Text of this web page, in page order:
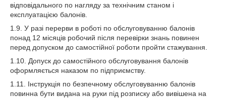
відповідального по нагляду за технічним станом і
експлуатацією балонів.
1.9. У разі перерви в роботі по обслуговуванню балонів
понад 12 місяців робочий після перевірки знань повинен
перед допуском до самостійної роботи пройти стажування.
1.10. Допуск до самостійного обслуговування балонів
оформляється наказом по підприємству.
1.11. Інструкція по безпечному обслуговуванню балонів
повинна бути видана на руки під розписку або вивішена на